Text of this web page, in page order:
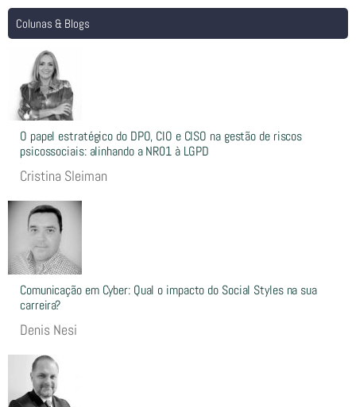
Colunas & Blogs
O papel estratégico do DPO, CIO e CISO na gestão de riscos
psicossociais: alinhando a NR01 à LGPD
Cristina Sleiman
Comunicação em Cyber: Qual o impacto do Social Styles na sua
carreira?
Denis Nesi